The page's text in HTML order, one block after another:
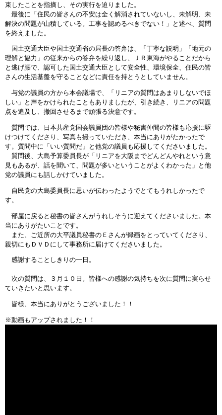
束したことを指摘し、その実行を迫りました。
最後に「住民の皆さんの不安は全く解消されていないし、未解明、未
解決の問題が山積している。工事を認めるべきでない！」と述べ、質問
を終えました。
国土交通大臣や国土交通省の局長の答弁は、「丁寧な説明」「地元の
理解と協力」の従来からの答弁を繰り返し、ＪＲ東海がやることだから
と逃げ腰で、認可した国土交通大臣として安全性、環境保全、住民の皆
さんの生活基盤を守ることなどに責任を持とうとしていません。
与党の議員の方から本会議場で、「リニアの質問はあまりしないでほ
しい」と声をかけられたこともありましたが、引き続き、リニアの問題
点を追及し、撤回させるまで頑張る決意です。
質問では、日本共産党国会議員団の皆様や秘書仲間の皆様も応援に駆
けつけてくださり、写真も撮っていただき、本当にありがたかったで
す。質問中に「いい質問だ」と他党の議員も応援してくださいました。
質問後、大島予算委員長が「リニアを大阪までどんどんやれという意
見もあるが、話を聞いて、問題が多いということがよくわかった」と他
党の議員にも話しかけていました。
自民党の大島委員長に思いが伝わったようでとてもうれしかったで
す。
部屋に戻ると秘書の皆さんがうれしそうに迎えてくださいました。本
当にありがたいことです。
また、ご近所の大平議員秘書のＥさんが録画をとっていてくださり、
親切にもＤＶＤにして事務所に届けてくださいました。
感謝することしきりの一日。
次の質問は、３月１０日。皆様への感謝の気持ちを次に質問に実らせ
ていきたいと思います。
皆様、本当にありがとうございました！！
※動画もアップされました！！